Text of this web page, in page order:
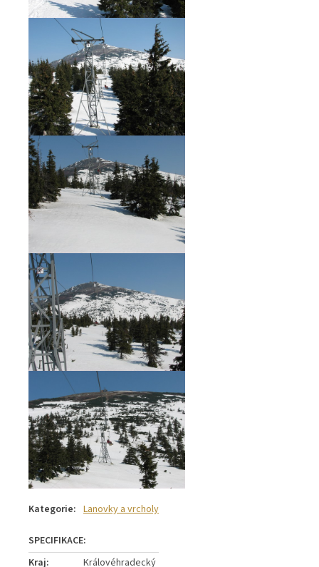
Kategorie: Lanovky a vrcholy
Kraj:
Královéhradecký